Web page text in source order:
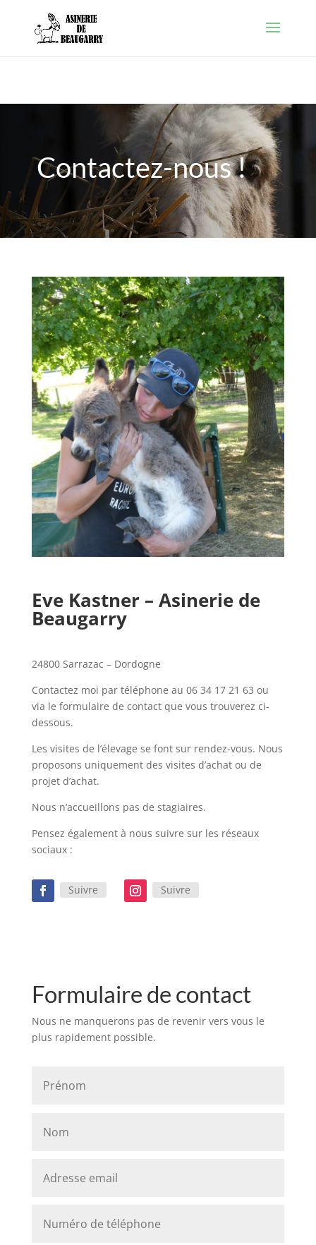
Warning: Constant FORCE_SSL_ADMIN already defined in
/htdocs/wp-config.php
Contactez-nous !
Eve Kastner – Asinerie de
Beaugarry
24800 Sarrazac – Dordogne
Contactez moi par téléphone au 06 34 17 21 63 ou
via le formulaire de contact que vous trouverez ci-
dessous.
Les visites de l’élevage se font sur rendez-vous. Nous
proposons uniquement des visites d’achat ou de
projet d’achat.
Nous n’accueillons pas de stagiaires.
Pensez également à nous suivre sur les réseaux
sociaux :
Suivre Suivre
Formulaire de contact
Nous ne manquerons pas de revenir vers vous le
plus rapidement possible.